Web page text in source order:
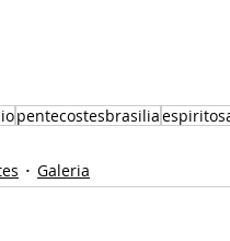
pentecostesbrasilia
Galeria